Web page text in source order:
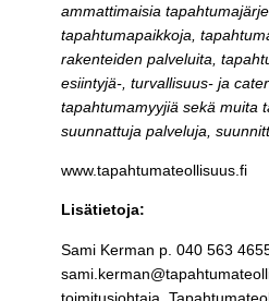
ammattimaisia
tapahtumapaikkoja,
rakenteiden palveluita,
esiintyjä-, turvallisuus- ja
tapahtumamyyjiä sekä muita
suunnattuja palveluja,
www.tapahtumateollisuus.fi
Lisätietoja:
Sami Kerman p. 040 563
toimitusjohtaja,